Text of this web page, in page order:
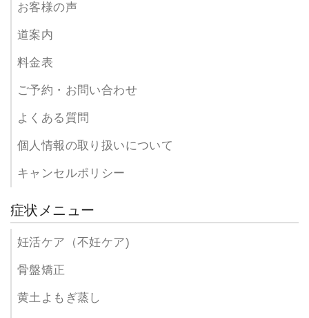
お客様の声
道案内
料金表
ご予約・お問い合わせ
よくある質問
個人情報の取り扱いについて
キャンセルポリシー
症状メニュー
妊活ケア（不妊ケア)
骨盤矯正
黄土よもぎ蒸し